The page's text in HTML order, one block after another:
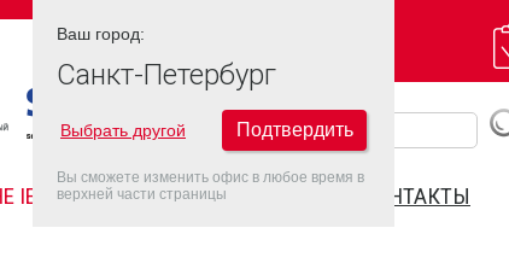
IELTS FAQ ДАТЫ IELTS 2022 КОНТАКТЫ
Ваш город:
Санкт-Петербург
Выбрать другой Подтвердить
Вы сможете изменить офис в любое время в
верхней части страницы